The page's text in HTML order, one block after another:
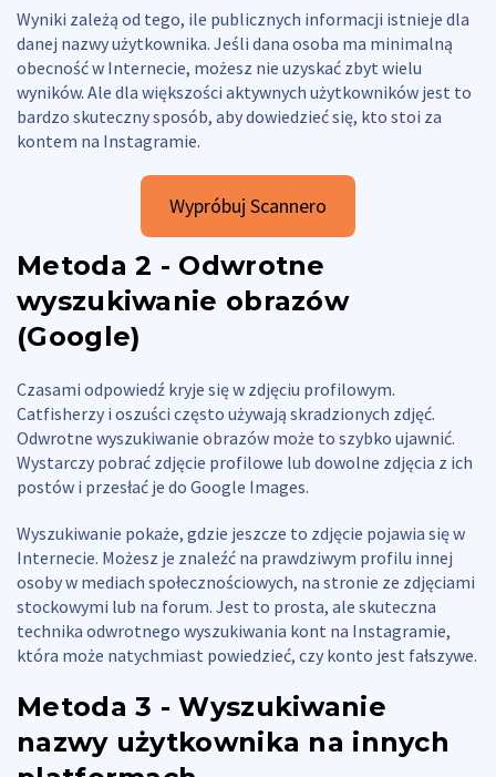
Wyniki zależą od tego, ile publicznych informacji istnieje dla
danej nazwy użytkownika. Jeśli dana osoba ma minimalną
obecność w Internecie, możesz nie uzyskać zbyt wielu
wyników. Ale dla większości aktywnych użytkowników jest to
bardzo skuteczny sposób, aby dowiedzieć się, kto stoi za
kontem na Instagramie.
Wypróbuj Scannero
Metoda 2 - Odwrotne
wyszukiwanie obrazów
(Google)
Czasami odpowiedź kryje się w zdjęciu profilowym.
Catfisherzy i oszuści często używają skradzionych zdjęć.
Odwrotne wyszukiwanie obrazów może to szybko ujawnić.
Wystarczy pobrać zdjęcie profilowe lub dowolne zdjęcia z ich
postów i przesłać je do Google Images.
Wyszukiwanie pokaże, gdzie jeszcze to zdjęcie pojawia się w
Internecie. Możesz je znaleźć na prawdziwym profilu innej
osoby w mediach społecznościowych, na stronie ze zdjęciami
stockowymi lub na forum. Jest to prosta, ale skuteczna
technika odwrotnego wyszukiwania kont na Instagramie,
która może natychmiast powiedzieć, czy konto jest fałszywe.
Metoda 3 - Wyszukiwanie
nazwy użytkownika na innych